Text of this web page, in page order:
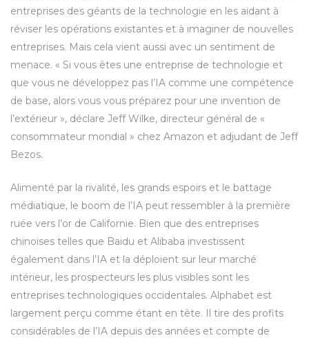
entreprises des géants de la technologie en les aidant à
réviser les opérations existantes et à imaginer de nouvelles
entreprises. Mais cela vient aussi avec un sentiment de
menace. « Si vous êtes une entreprise de technologie et
que vous ne développez pas l’IA comme une compétence
de base, alors vous vous préparez pour une invention de
l’extérieur », déclare Jeff Wilke, directeur général de «
consommateur mondial » chez Amazon et adjudant de Jeff
Bezos.
Alimenté par la rivalité, les grands espoirs et le battage
médiatique, le boom de l’IA peut ressembler à la première
ruée vers l’or de Californie. Bien que des entreprises
chinoises telles que Baidu et Alibaba investissent
également dans l’IA et la déploient sur leur marché
intérieur, les prospecteurs les plus visibles sont les
entreprises technologiques occidentales. Alphabet est
largement perçu comme étant en tête. Il tire des profits
considérables de l’IA depuis des années et compte de